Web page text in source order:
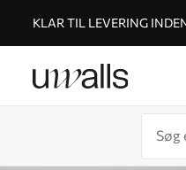
KLAR TIL LEVERING